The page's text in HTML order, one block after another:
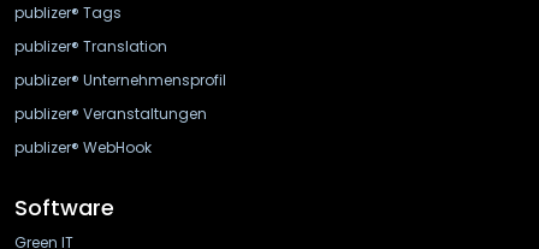
publizer® Tags
publizer® Translation
publizer® Unternehmensprofil
publizer® Veranstaltungen
publizer® WebHook
Software
Green IT